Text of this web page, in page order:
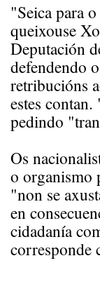
"Seica para
queixouse
Deputación
defendendo
retribucións
estes
pedindo
Os
o organismo
"non se
en
cidadanía
corresponde